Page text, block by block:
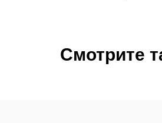
Смотрите